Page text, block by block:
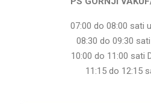
07:00 do 08:00 sati
08:30 do 09:30
10:00 do 11:00 sati
11:15 do 12:15